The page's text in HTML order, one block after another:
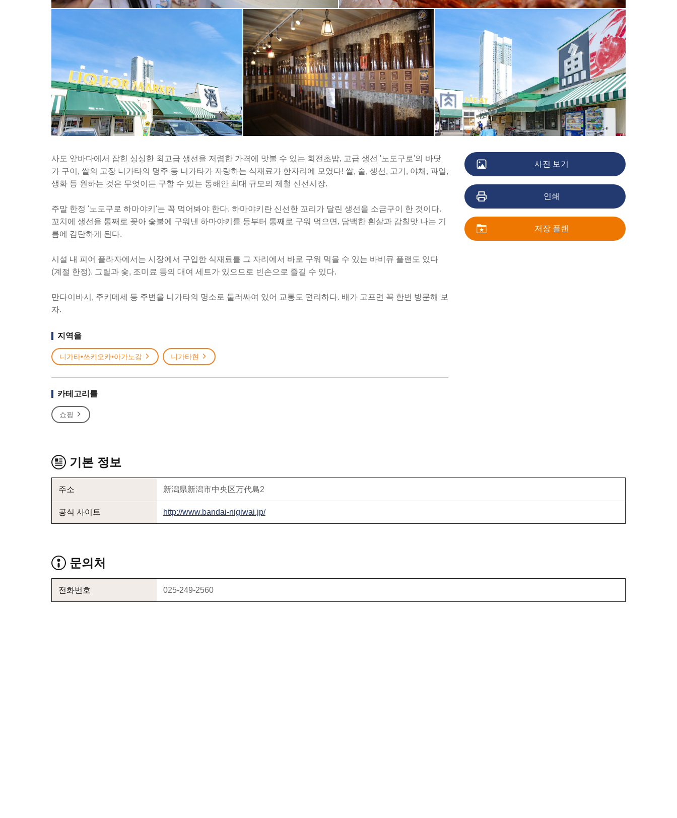
사도 앞바다에서 잡힌 싱싱한 최고급 생선을 저렴한 가격에 맛볼 수 있는 회전초밥, 고급 생선 '노도구로'의 바닷
가 구이, 쌀의 고장 니가타의 명주 등 니가타가 자랑하는 식재료가 한자리에 모였다! 쌀, 술, 생선, 고기, 야채, 과일,
생화 등 원하는 것은 무엇이든 구할 수 있는 동해안 최대 규모의 제철 신선시장.
주말 한정 '노도구로 하마야키'는 꼭 먹어봐야 한다. 하마야키란 신선한 꼬리가 달린 생선을 소금구이 한 것이다.
꼬치에 생선을 통째로 꽂아 숯불에 구워낸 하마야키를 등부터 통째로 구워 먹으면, 담백한 흰살과 감칠맛 나는 기
름에 감탄하게 된다.
시설 내 피어 플라자에서는 시장에서 구입한 식재료를 그 자리에서 바로 구워 먹을 수 있는 바비큐 플랜도 있다
(계절 한정). 그릴과 숯, 조미료 등의 대여 세트가 있으므로 빈손으로 즐길 수 있다.
만다이바시, 주키메세 등 주변을 니가타의 명소로 둘러싸여 있어 교통도 편리하다. 배가 고프면 꼭 한번 방문해 보
자.
지역을
니가타•쓰키오카•아가노강 니가타현
카테고리를
쇼핑
사진 보기
인쇄
저장 플랜
기본 정보
주소 新潟県新潟市中央区万代島2
공식 사이트 http://www.bandai-nigiwai.jp/
문의처
전화번호 025-249-2560